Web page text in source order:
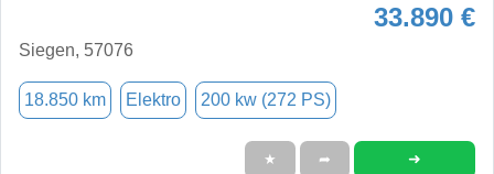
33.890 €
Siegen, 57076
18.850 km Elektro 200 kw (272 PS)
★ ➦ ➜